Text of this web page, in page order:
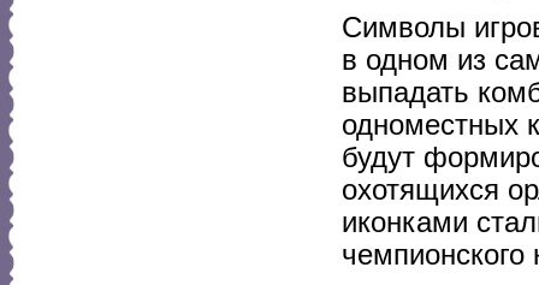
Символы
в одном из
выпадать
одноместных
будут
охотящихся
иконками